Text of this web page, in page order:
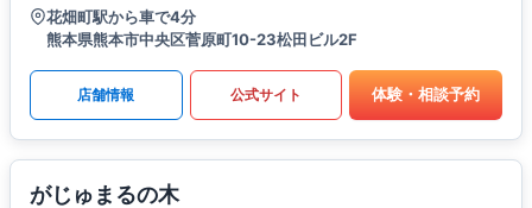
花畑町駅から車で4分
熊本県熊本市中央区菅原町10-23松田ビル2F
店舗情報 公式サイト 体験・相談予約
がじゅまるの木